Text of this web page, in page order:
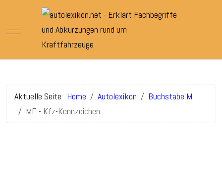
Mobile Menu Toggle
Aktuelle Seite: Home Autolexikon
Buchstabe M
ME - Kfz-Kennzeichen